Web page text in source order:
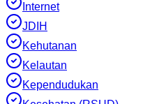
Internet
JDIH
Kehutanan
Kelautan
Kependudukan